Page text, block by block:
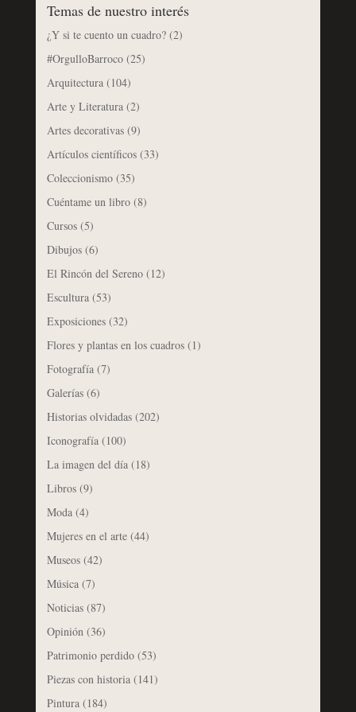
Temas de nuestro interés
¿Y si te cuento un cuadro?(2)
#OrgulloBarroco(25)
Arquitectura(104)
Arte y Literatura(2)
Artes decorativas(9)
Artículos científicos(33)
Coleccionismo(35)
Cuéntame un libro(8)
Cursos(5)
Dibujos(6)
El Rincón del Sereno(12)
Escultura(53)
Exposiciones(32)
Flores y plantas en los cuadros(1)
Fotografía(7)
Galerías(6)
Historias olvidadas(202)
Iconografía(100)
La imagen del día(18)
Libros(9)
Moda(4)
Mujeres en el arte(44)
Museos(42)
Música(7)
Noticias(87)
Opinión(36)
Patrimonio perdido(53)
Piezas con historia(141)
Pintura(184)